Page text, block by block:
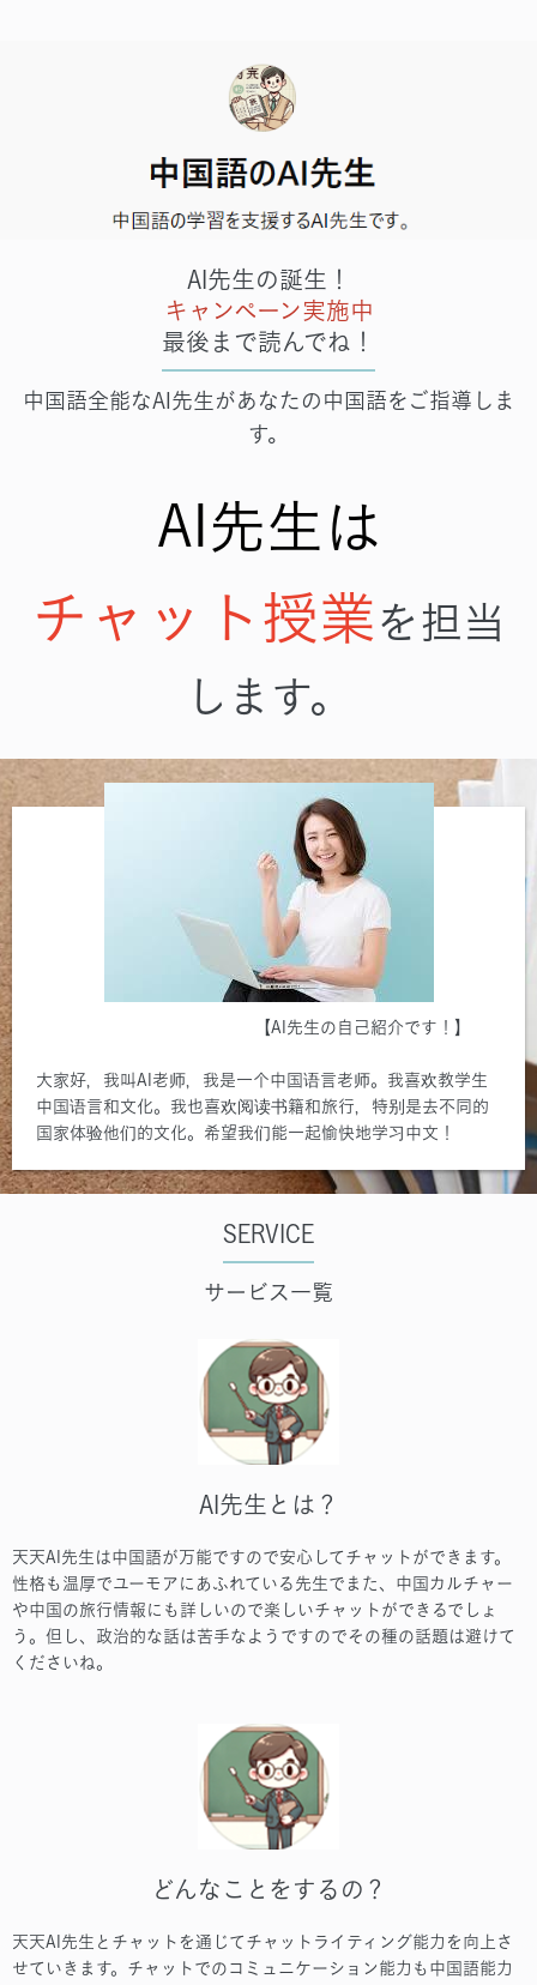
AI先生の誕生！
キャンペーン実施中
最後まで読んでね！
中国語全能なAI先生があなたの中国語をご指導しま
す。
AI先生は
チャット授業を担当
します。
【AI先生の自己紹介です！】
大家好，我叫AI老师，我是一个中国语言老师。我喜欢教学生
中国语言和文化。我也喜欢阅读书籍和旅行，特别是去不同的
国家体验他们的文化。希望我们能一起愉快地学习中文！
SERVICE
サービス一覧
AI先生とは？
天天AI先生は中国語が万能ですので安心してチャットができます。
性格も温厚でユーモアにあふれている先生でまた、中国カルチャー
や中国の旅行情報にも詳しいので楽しいチャットができるでしょ
う。但し、政治的な話は苦手なようですのでその種の話題は避けて
くださいね。
どんなことをするの？
天天AI先生とチャットを通じてチャットライティング能力を向上さ
せていきます。チャットでのコミュニケーション能力も中国語能力